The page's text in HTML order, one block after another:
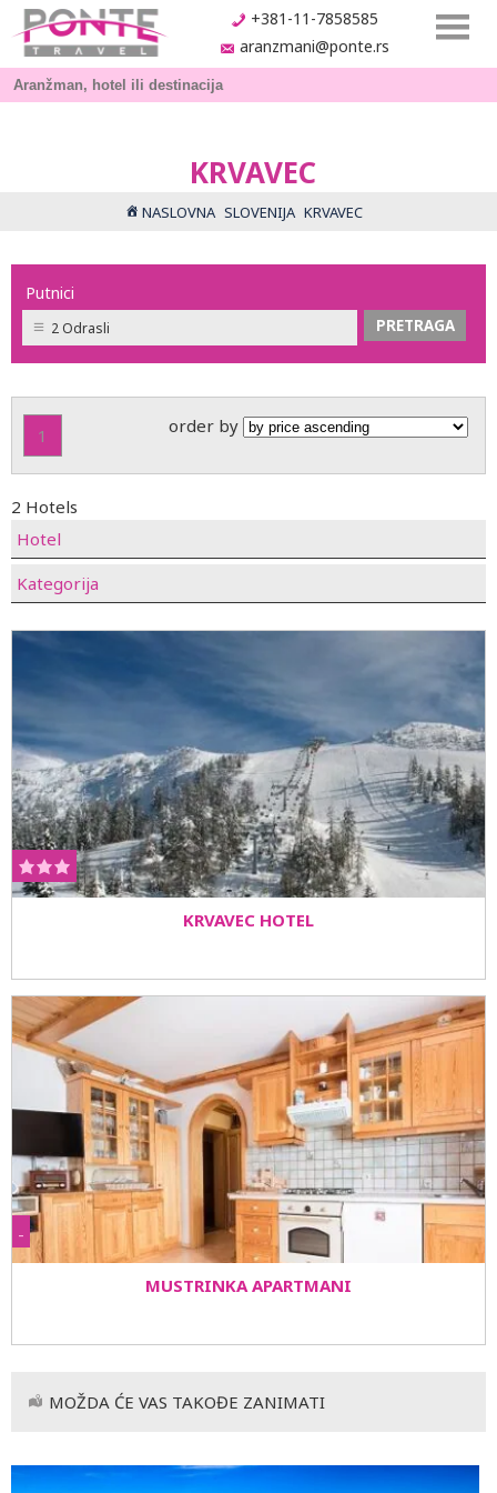
+381-11-7858585
aranzmani@ponte.rs
KRVAVEC
NASLOVNA SLOVENIJA KRVAVEC
Putnici
2 Odrasli
1 order by
2 Hotels
Hotel
Kategorija
KRVAVEC HOTEL
-
MUSTRINKA APARTMANI
MOŽDA ĆE VAS TAKOĐE ZANIMATI